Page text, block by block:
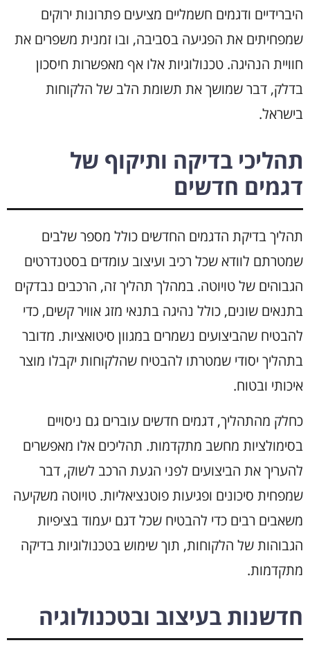
היברידיים ודגמים חשמליים מציעים פתרונות ירוקים
שמפחיתים את הפגיעה בסביבה, ובו זמנית משפרים את
חוויית הנהיגה. טכנולוגיות אלו אף מאפשרות חיסכון
בדלק, דבר שמושך את תשומת הלב של הלקוחות
בישראל.
תהליכי בדיקה ותיקוף של
דגמים חדשים
תהליך בדיקת הדגמים החדשים כולל מספר שלבים
שמטרתם לוודא שכל רכיב ועיצוב עומדים בסטנדרטים
הגבוהים של טויוטה. במהלך תהליך זה, הרכבים נבדקים
בתנאים שונים, כולל נהיגה בתנאי מזג אוויר קשים, כדי
להבטיח שהביצועים נשמרים במגוון סיטואציות. מדובר
בתהליך יסודי שמטרתו להבטיח שהלקוחות יקבלו מוצר
איכותי ובטוח.
כחלק מהתהליך, דגמים חדשים עוברים גם ניסויים
בסימולציות מחשב מתקדמות. תהליכים אלו מאפשרים
להעריך את הביצועים לפני הגעת הרכב לשוק, דבר
שמפחית סיכונים ופגיעות פוטנציאליות. טויוטה משקיעה
משאבים רבים כדי להבטיח שכל דגם יעמוד בציפיות
הגבוהות של הלקוחות, תוך שימוש בטכנולוגיות בדיקה
מתקדמות.
חדשנות בעיצוב ובטכנולוגיה